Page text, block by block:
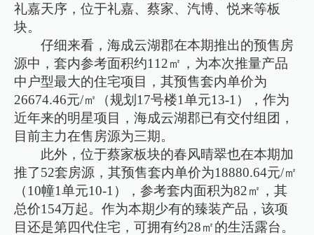
礼嘉天序，位于礼嘉、蔡家、汽博、悦来等板
块。
仔细来看，海成云湖郡在本期推出的预售房
源中，套内参考面积约112㎡，为本次推量产品
中户型最大的住宅项目，其预售套内单价为
26674.46元/㎡（规划17号楼1单元13-1），作为
近年来的明星项目，海成云湖郡已有交付组团，
目前主力在售房源为三期。
此外，位于蔡家板块的春风晴翠也在本期加
推了52套房源，其预售套内单价为18880.64元/㎡
（10幢1单元10-1），参考套内面积为82㎡，其
总价154万起。作为本期少有的臻装产品，该项
目还是第四代住宅，可拥有约28㎡的生活露台。